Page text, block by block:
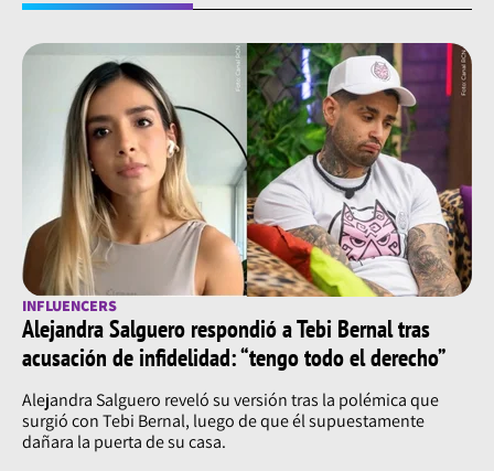
INFLUENCERS
Alejandra Salguero respondió a Tebi Bernal tras
acusación de infidelidad: “tengo todo el derecho”
Alejandra Salguero reveló su versión tras la polémica que
surgió con Tebi Bernal, luego de que él supuestamente
dañara la puerta de su casa.